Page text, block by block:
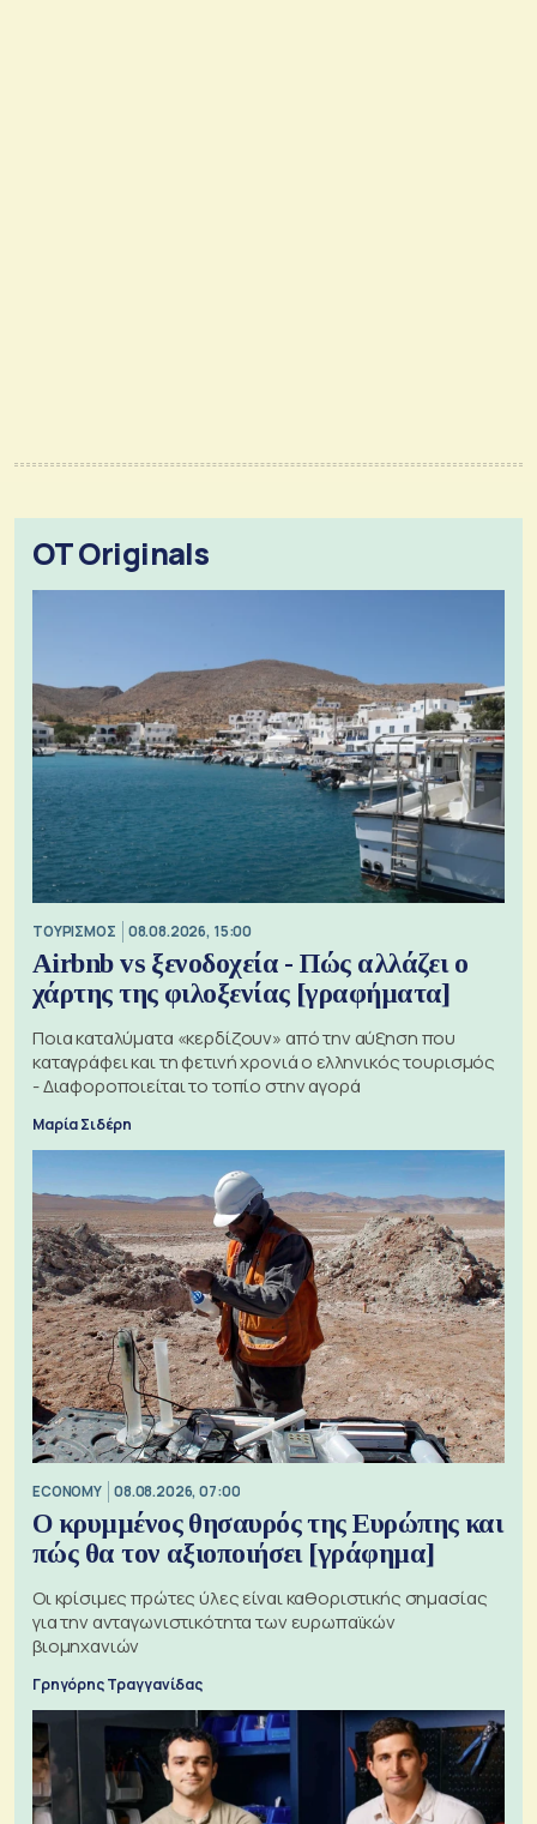
OT Originals
ΤΟΥΡΙΣΜΟΣ 08.08.2026, 15:00
Airbnb vs ξενοδοχεία - Πώς αλλάζει ο
χάρτης της φιλοξενίας [γραφήματα]
Ποια καταλύματα «κερδίζουν» από την αύξηση που
καταγράφει και τη φετινή χρονιά ο ελληνικός τουρισμός
- Διαφοροποιείται το τοπίο στην αγορά
Μαρία Σιδέρη
ECONOMY 08.08.2026, 07:00
Ο κρυμμένος θησαυρός της Ευρώπης και
πώς θα τον αξιοποιήσει [γράφημα]
Οι κρίσιμες πρώτες ύλες είναι καθοριστικής σημασίας
για την ανταγωνιστικότητα των ευρωπαϊκών
βιομηχανιών
Γρηγόρης Τραγγανίδας